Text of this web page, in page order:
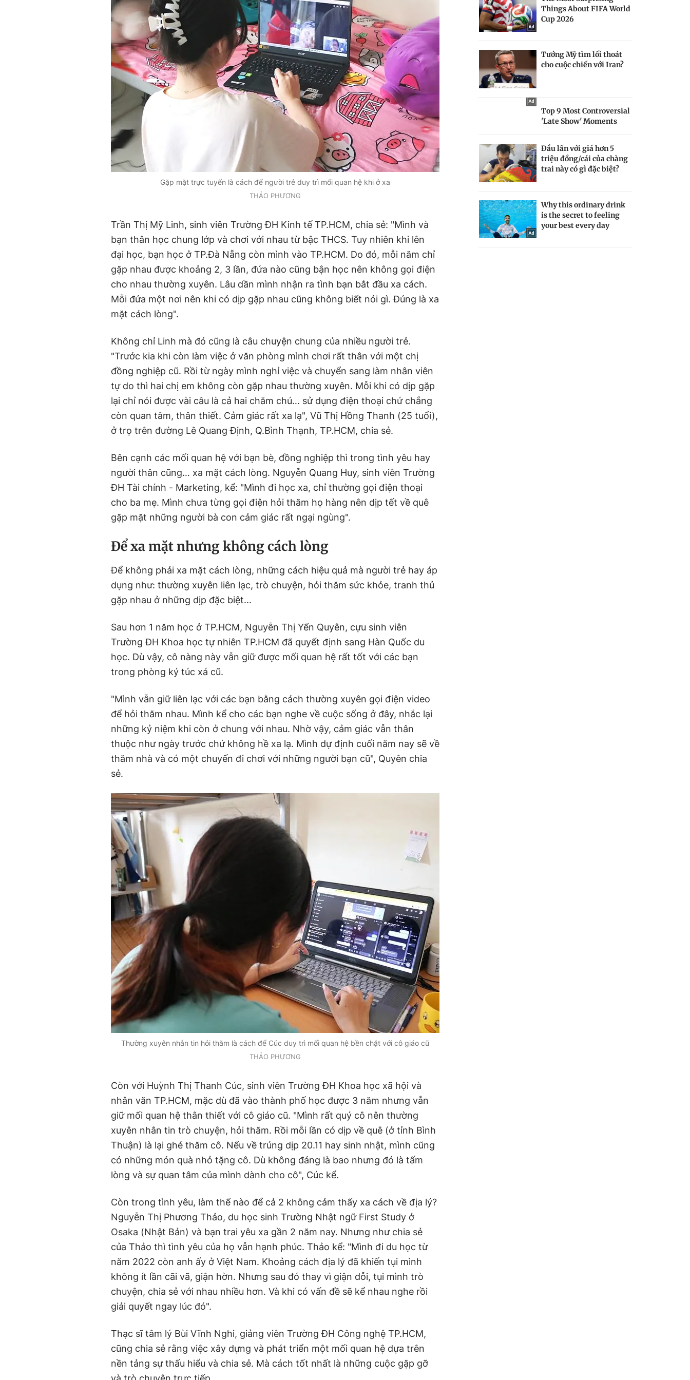
Gặp mặt trực tuyến là cách để người trẻ duy trì mối quan hệ khi ở xa
THẢO PHƯƠNG
Trần Thị Mỹ Linh, sinh viên Trường ĐH Kinh tế TP.HCM, chia sẻ: "Mình và
bạn thân học chung lớp và chơi với nhau từ bậc THCS. Tuy nhiên khi lên
đại học, bạn học ở TP.Đà Nẵng còn mình vào TP.HCM. Do đó, mỗi năm chỉ
gặp nhau được khoảng 2, 3 lần, đứa nào cũng bận học nên không gọi điện
cho nhau thường xuyên. Lâu dần mình nhận ra tình bạn bắt đầu xa cách.
Mỗi đứa một nơi nên khi có dịp gặp nhau cũng không biết nói gì. Đúng là xa
"Trước kia khi còn làm việc ở văn phòng mình chơi rất thân với một chị
đồng nghiệp cũ. Rồi từ ngày mình nghỉ việc và chuyển sang làm nhân viên
tự do thì hai chị em không còn gặp nhau thường xuyên. Mỗi khi có dịp gặp
lại chỉ nói được vài câu là cả hai chăm chú… sử dụng điện thoại chứ chẳng
còn quan tâm, thân thiết. Cảm giác rất xa lạ", Vũ Thị Hồng Thanh (25 tuổi),
người thân cũng… xa mặt cách lòng. Nguyễn Quang Huy, sinh viên Trường
ĐH Tài chính - Marketing, kể: "Mình đi học xa, chỉ thường gọi điện thoại
cho ba mẹ. Mình chưa từng gọi điện hỏi thăm họ hàng nên dịp tết về quê
Để xa mặt nhưng không cách lòng
dụng như: thường xuyên liên lạc, trò chuyện, hỏi thăm sức khỏe, tranh thủ
Trường ĐH Khoa học tự nhiên TP.HCM đã quyết định sang Hàn Quốc du
học. Dù vậy, cô nàng này vẫn giữ được mối quan hệ rất tốt với các bạn
để hỏi thăm nhau. Mình kể cho các bạn nghe về cuộc sống ở đây, nhắc lại
những kỷ niệm khi còn ở chung với nhau. Nhờ vậy, cảm giác vẫn thân
thuộc như ngày trước chứ không hề xa lạ. Mình dự định cuối năm nay sẽ về
thăm nhà và có một chuyến đi chơi với những người bạn cũ", Quyên chia
sẻ.
Thường xuyên nhắn tin hỏi thăm là cách để Cúc duy trì mối quan hệ bền chặt với cô giáo cũ
THẢO PHƯƠNG
nhân văn TP.HCM, mặc dù đã vào thành phố học được 3 năm nhưng vẫn
giữ mối quan hệ thân thiết với cô giáo cũ. ‏"Mình rất quý cô nên thường
xuyên nhắn tin trò chuyện, hỏi thăm. Rồi mỗi lần có dịp về quê (ở tỉnh Bình
Thuận) là lại ghé thăm cô. Nếu về trúng dịp 20.11 hay sinh nhật, mình cũng
có những món quà nhỏ tặng cô. Dù không đáng là bao nhưng đó là tấm
Nguyễn Thị Phương Thảo, ‏‏du học sinh Trường Nhật ngữ First Study ở
Osaka (Nhật Bản)‏‏ và bạn trai yêu xa gần 2 năm nay. Nhưng như chia sẻ
của Thảo thì tình yêu của họ vẫn hạnh phúc. Thảo kể: "Mình đi du học từ
năm 2022 còn anh ấy ở Việt Nam. Khoảng cách địa lý đã khiến tụi mình
không ít lần cãi vã, giận hờn. Nhưng sau đó thay vì giận dỗi, tụi mình trò
chuyện, chia sẻ với nhau nhiều hơn. Và khi có vấn đề sẽ kể nhau nghe rồi
cũng chia sẻ rằng việc xây dựng và phát triển một mối quan hệ dựa trên
nền tảng sự thấu hiểu và chia sẻ. Mà cách tốt nhất là những cuộc gặp gỡ